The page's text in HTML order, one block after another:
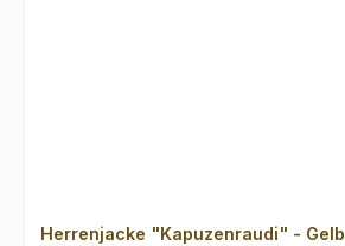
Herrenjacke "Kapuzenraudi" - Gelb